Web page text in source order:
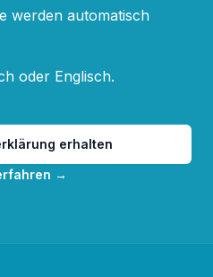
werden automatisch
oder Englisch.
erhalten
→